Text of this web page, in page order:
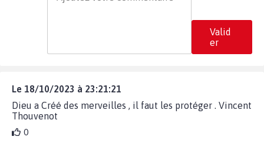
Valid
er
Le 18/10/2023 à 23:21:21
Dieu a Créé des merveilles , il faut les protéger . Vincent
Thouvenot
0